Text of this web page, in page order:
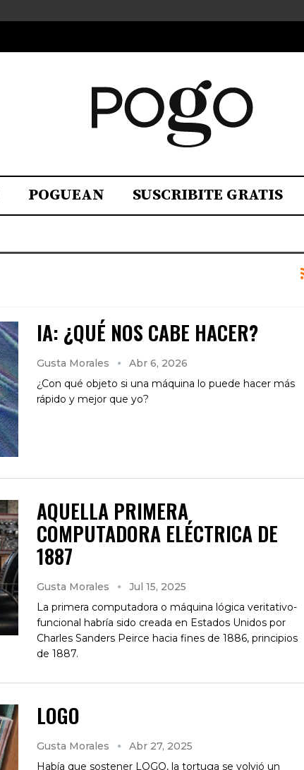
POGUEAN SUSCRIBITE GRATIS
IA: ¿QUÉ NOS CABE HACER?
Gusta Morales
Abr 6, 2026
¿Con qué objeto si una máquina lo puede hacer más
rápido y mejor que yo?
AQUELLA PRIMERA
COMPUTADORA ELÉCTRICA DE
1887
Gusta Morales
Jul 15, 2025
La primera computadora o máquina lógica veritativo-
funcional habría sido creada en Estados Unidos por
Charles Sanders Peirce hacia fines de 1886, principios
de 1887.
LOGO
Gusta Morales
Abr 27, 2025
Había que sostener LOGO, la tortuga se volvió un